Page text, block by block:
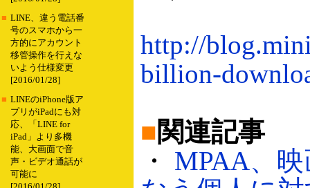
■ LINE、違う電話番
号のスマホから一
方的にアカウント
移管操作を行えな
いよう仕様変更
[2016/01/28]
■ LINEのiPhone版ア
プリがiPadにも対
応、「LINE for
iPad」より多機
能、大画面で音
声・ビデオ通話が
可能に
http://
billion-
■関連記事
・ MPAA、